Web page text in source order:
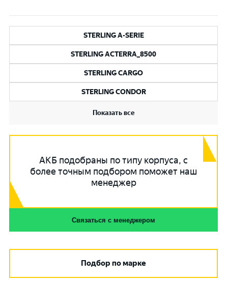
STERLING A-SERIE
STERLING ACTERRA_8500
STERLING CARGO
STERLING CONDOR
Показать все
АКБ подобраны по типу корпуса, с
более точным подбором поможет наш
менеджер
Связаться с менеджером
Подбор по марке